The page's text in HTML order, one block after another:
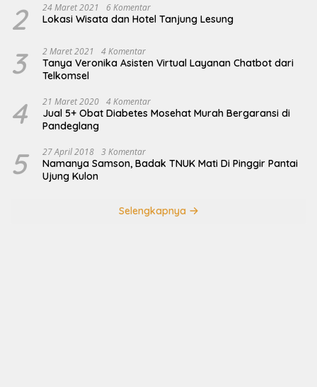
2 24 Maret 2021 6 Komentar
Lokasi Wisata dan Hotel Tanjung Lesung
3 2 Maret 2021 4 Komentar
Tanya Veronika Asisten Virtual Layanan Chatbot dari
Telkomsel
4 21 Maret 2020 4 Komentar
Jual 5+ Obat Diabetes Mosehat Murah Bergaransi di
Pandeglang
5 27 April 2018 3 Komentar
Namanya Samson, Badak TNUK Mati Di Pinggir Pantai
Ujung Kulon
Selengkapnya